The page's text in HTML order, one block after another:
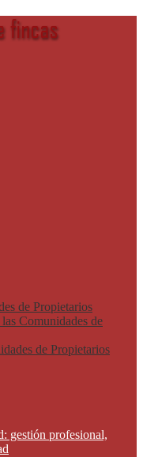
de Propietarios
Comunidades de
de Propietarios
gestión profesional,